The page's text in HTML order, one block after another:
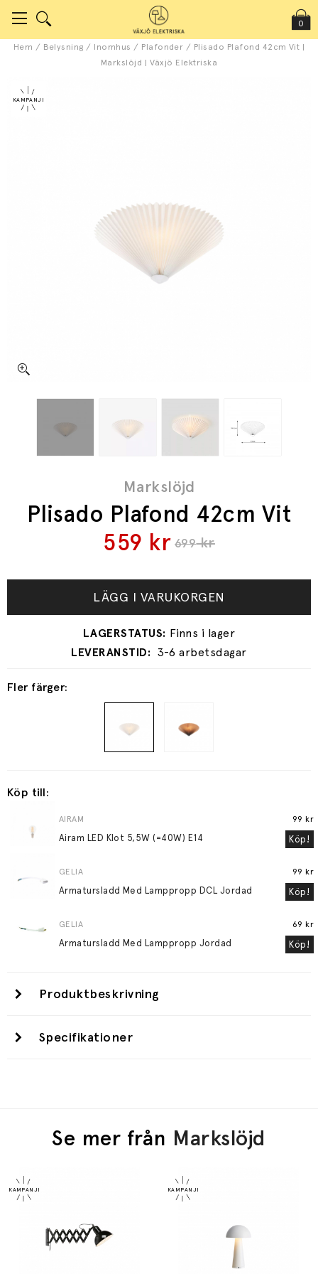
0
Hem / Belysning / Inomhus / Plafonder / Plisado Plafond 42cm Vit |
Markslöjd | Växjö Elektriska
Markslöjd
Plisado Plafond 42cm Vit
699kr
559 kr
Fler färger:
LÄGG I VARUKORGEN
3-6 arbetsdagar
Köp till:
AIRAM
Airam LED Klot 5,5W (=40W) E14
99 kr
Köp!
GELIA
Armatursladd Med Lamppropp DCL Jordad
99 kr
Köp!
GELIA
Armatursladd Med Lamppropp Jordad
69 kr
Köp!
Produktbeskrivning
Specifikationer
Se mer från Markslöjd